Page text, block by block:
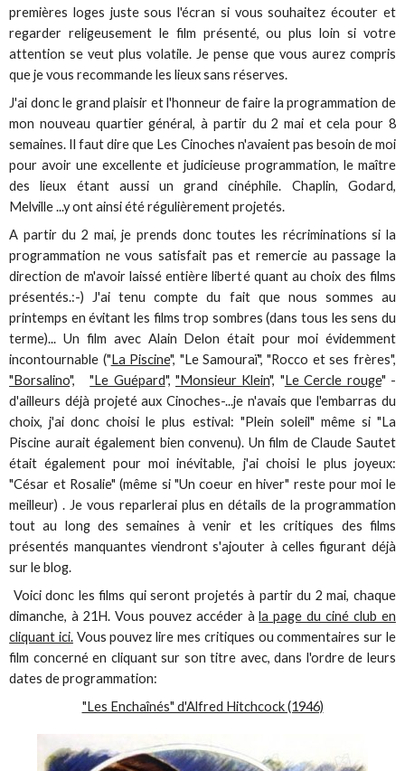
premières loges juste sous l'écran si vous souhaitez écouter et
regarder religeusement le film présenté, ou plus loin si votre
attention se veut plus volatile. Je pense que vous aurez compris
que je vous recommande les lieux sans réserves.
J'ai donc le grand plaisir et l'honneur de faire la programmation de
mon nouveau quartier général, à partir du 2 mai et cela pour 8
semaines. Il faut dire que Les Cinoches n'avaient pas besoin de moi
pour avoir une excellente et judicieuse programmation, le maître
des lieux étant aussi un grand cinéphile. Chaplin, Godard,
Melville ...y ont ainsi été régulièrement projetés.
A partir du 2 mai, je prends donc toutes les récriminations si la
programmation ne vous satisfait pas et remercie au passage la
direction de m'avoir laissé entière liberté quant au choix des films
présentés.:-) J'ai tenu compte du fait que nous sommes au
printemps en évitant les films trop sombres (dans tous les sens du
terme)... Un film avec Alain Delon était pour moi évidemment
incontournable ("La Piscine", "Le Samouraï", "Rocco et ses frères",
"Borsalino","Le Guépard", "Monsieur Klein", "Le Cercle rouge" -
d'ailleurs déjà projeté aux Cinoches-...je n'avais que l'embarras du
choix, j'ai donc choisi le plus estival: "Plein soleil" même si "La
Piscine aurait également bien convenu). Un film de Claude Sautet
était également pour moi inévitable, j'ai choisi le plus joyeux:
"César et Rosalie" (même si "Un coeur en hiver" reste pour moi le
meilleur) . Je vous reparlerai plus en détails de la programmation
tout au long des semaines à venir et les critiques des films
présentés manquantes viendront s'ajouter à celles figurant déjà
sur le blog.
Voici donc les films qui seront projetés à partir du 2 mai, chaque
dimanche, à 21H. Vous pouvez accéder àla page du ciné club en
cliquant ici.Vous pouvez lire mes critiques ou commentaires sur le
film concerné en cliquant sur son titre avec, dans l'ordre de leurs
dates de programmation:
"Les Enchaînés" d'Alfred Hitchcock (1946)